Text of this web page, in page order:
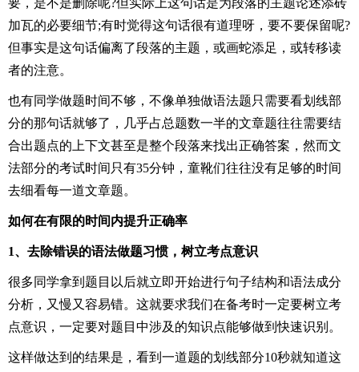
要，是不是删除呢?但实际上这句话是为段落的主题论述添砖
加瓦的必要细节;有时觉得这句话很有道理呀，要不要保留呢?
但事实是这句话偏离了段落的主题，或画蛇添足，或转移读
者的注意。
也有同学做题时间不够，不像单独做语法题只需要看划线部
分的那句话就够了，几乎占总题数一半的文章题往往需要结
合出题点的上下文甚至是整个段落来找出正确答案，然而文
法部分的考试时间只有35分钟，童靴们往往没有足够的时间
去细看每一道文章题。
如何在有限的时间内提升正确率
1、去除错误的语法做题习惯，树立考点意识
很多同学拿到题目以后就立即开始进行句子结构和语法成分
分析，又慢又容易错。这就要求我们在备考时一定要树立考
点意识，一定要对题目中涉及的知识点能够做到快速识别。
这样做达到的结果是，看到一道题的划线部分10秒就知道这